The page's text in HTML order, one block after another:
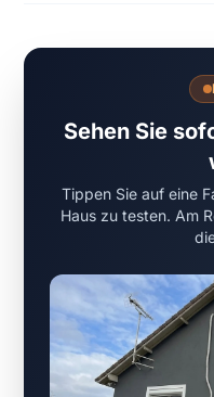
Sehen Sie
Tippen Sie auf eine
Haus zu testen. Am